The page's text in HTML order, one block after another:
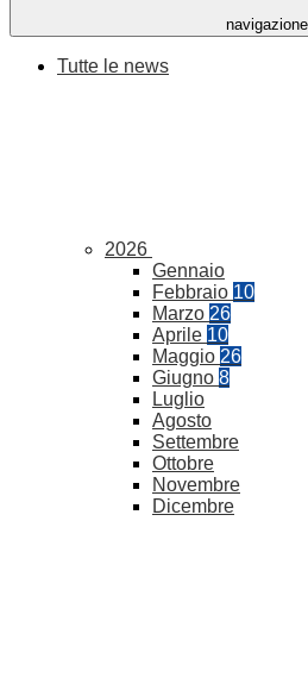
navigazione
Tutte le news
2026
Gennaio
Febbraio 10
Marzo 26
Aprile 10
Maggio 26
Giugno 8
Luglio
Agosto
Settembre
Ottobre
Novembre
Dicembre